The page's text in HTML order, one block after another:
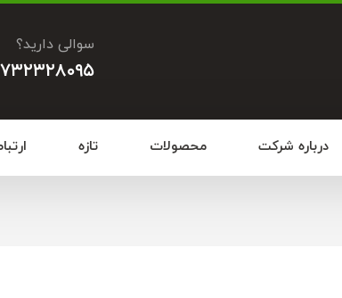
سوالی دارید؟
درباره شرکت محصولات تازه